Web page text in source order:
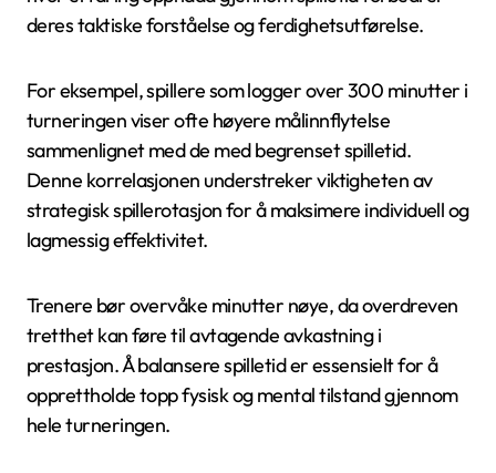
deres taktiske forståelse og ferdighetsutførelse.
For eksempel, spillere som logger over 300 minutter i
turneringen viser ofte høyere målinnflytelse
sammenlignet med de med begrenset spilletid.
Denne korrelasjonen understreker viktigheten av
strategisk spillerotasjon for å maksimere individuell og
lagmessig effektivitet.
Trenere bør overvåke minutter nøye, da overdreven
tretthet kan føre til avtagende avkastning i
prestasjon. Å balansere spilletid er essensielt for å
opprettholde topp fysisk og mental tilstand gjennom
hele turneringen.